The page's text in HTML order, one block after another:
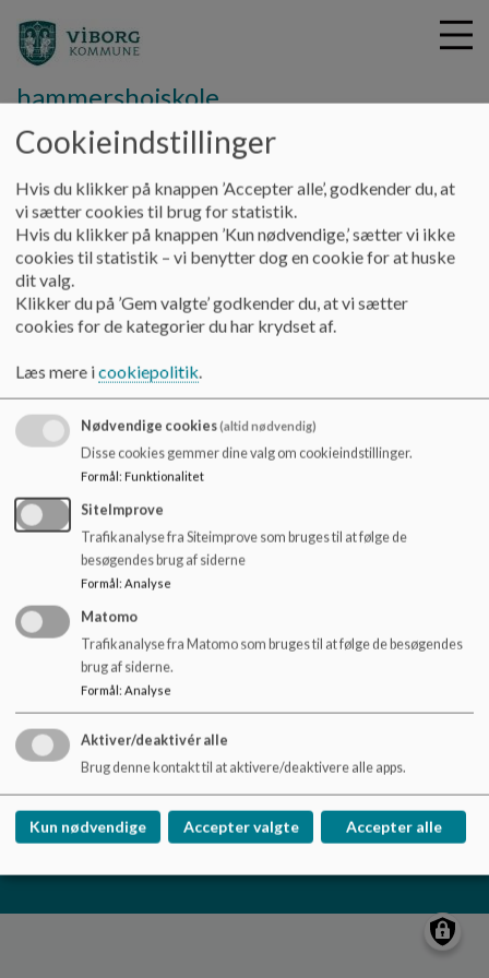
i
hammershojskole
SFO Kontakt
SFO og klub
SFO - telefonnummer:30 85 89 58
Klub - telefonnummer:40 33 96 29
Hammershøj skole
Vorningvej 33, Hammershøj, 8830 Tjele
skole.hammershoej@viborg.dk
+45 87 87 21 75
EAN NR.
5798004537206
Tilgængelighedserklæring
Sitemap
Cookie politik
Cookieindstillinger
Hvis du klikker på knappen ’Accepter alle’, godkender du, at
vi sætter cookies til brug for statistik.
Hvis du klikker på knappen ’Kun nødvendige,’ sætter vi ikke
cookies til statistik – vi benytter dog en cookie for at huske
dit valg.
Klikker du på ’Gem valgte’ godkender du, at vi sætter
cookies for de kategorier du har krydset af.
Læs mere icookiepolitik.
Nødvendige cookies(altid nødvendig)
Disse cookies gemmer dine valg om cookieindstillinger.
Formål: Funktionalitet
SiteImprove
Trafikanalyse fra Siteimprove som bruges til at følge de
besøgendes brug af siderne
Formål: Analyse
Matomo
Trafikanalyse fra Matomo som bruges til at følge de besøgendes
brug af siderne.
Formål: Analyse
Aktiver/deaktivér alle
Brug denne kontakt til at aktivere/deaktivere alle apps.
Kun nødvendige Accepter valgte Accepter alle